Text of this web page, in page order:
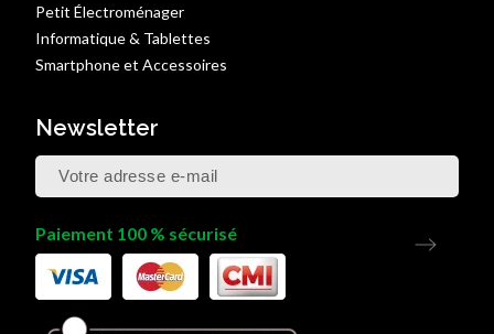
Petit Électroménager
Informatique & Tablettes
Smartphone et Accessoires
Newsletter
Paiement 100 % sécurisé